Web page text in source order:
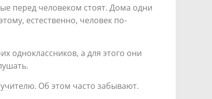
перед человеком стоят. Дома одни
естественно, человек по-
одноклассников, а для этого они
Об этом часто забывают.